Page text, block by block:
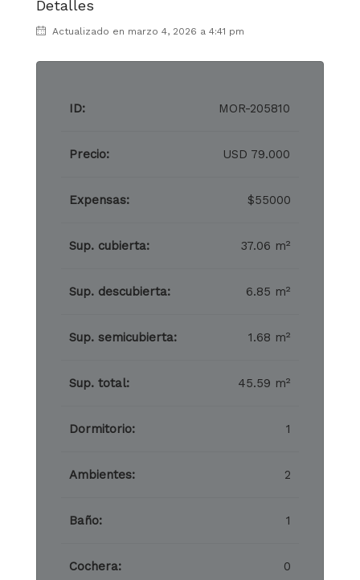
Detalles
Actualizado en marzo 4, 2026 a 4:41 pm
ID: MOR-205810
Precio: USD 79.000
Expensas: $55000
Sup. cubierta: 37.06 m²
Sup. descubierta: 6.85 m²
Sup. semicubierta: 1.68 m²
Sup. total: 45.59 m²
Dormitorio: 1
Ambientes: 2
Baño: 1
Cochera: 0